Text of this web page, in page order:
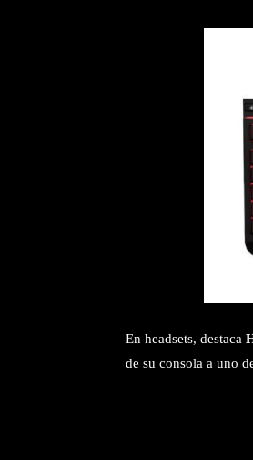
En headsets, destaca
de su consola a uno